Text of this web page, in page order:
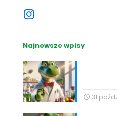
Najnowsze wpisy
31